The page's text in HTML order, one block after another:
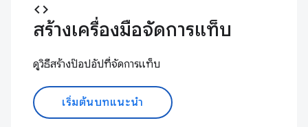
code
สร้างเครื่องมือจัดการแท็บ
ดูวิธีสร้างป๊อปอัปที่จัดการแท็บ
เริ่มต้นบทแนะนำ